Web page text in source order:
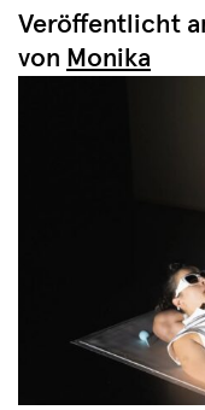
Veröffentlicht
von Monika